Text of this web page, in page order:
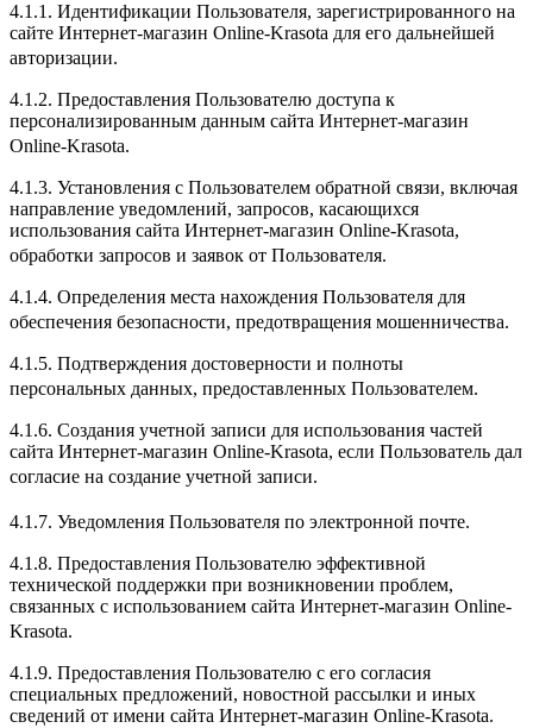
4.1.1. Идентификации Пользователя, зарегистрированного на
сайте Интернет-магазин Online-Krasota для его дальнейшей
авторизации.
4.1.2. Предоставления Пользователю доступа к
персонализированным данным сайта Интернет-магазин
Online-Krasota.
4.1.3. Установления с Пользователем обратной связи, включая
направление уведомлений, запросов, касающихся
использования сайта Интернет-магазин Online-Krasota,
обработки запросов и заявок от Пользователя.
4.1.4. Определения места нахождения Пользователя для
обеспечения безопасности, предотвращения мошенничества.
4.1.5. Подтверждения достоверности и полноты
персональных данных, предоставленных Пользователем.
4.1.6. Создания учетной записи для использования частей
сайта Интернет-магазин Online-Krasota, если Пользователь дал
согласие на создание учетной записи.
4.1.7. Уведомления Пользователя по электронной почте.
4.1.8. Предоставления Пользователю эффективной
технической поддержки при возникновении проблем,
связанных с использованием сайта Интернет-магазин Online-
Krasota.
4.1.9. Предоставления Пользователю с его согласия
специальных предложений, новостной рассылки и иных
сведений от имени сайта Интернет-магазин Online-Krasota.